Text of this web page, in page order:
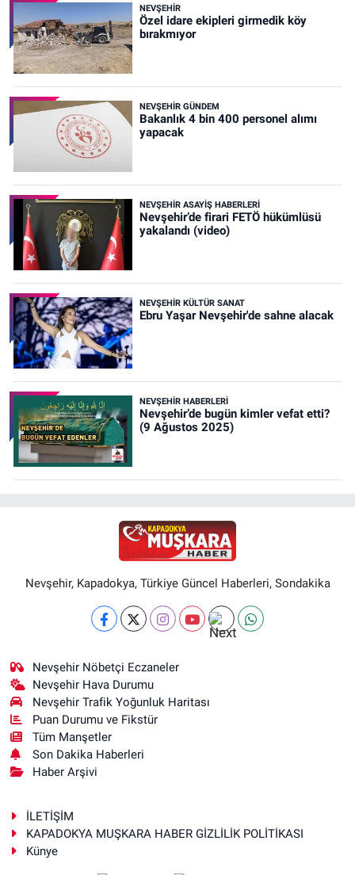
NEVŞEHIR
Özel idare ekipleri girmedik köy
bırakmıyor
NEVŞEHIR GÜNDEM
Bakanlık 4 bin 400 personel alımı
yapacak
NEVŞEHIR ASAYIŞ HABERLERI
Nevşehir’de firari FETÖ hükümlüsü
yakalandı (video)
NEVŞEHIR KÜLTÜR SANAT
Ebru Yaşar Nevşehir'de sahne alacak
NEVŞEHIR HABERLERI
Nevşehir’de bugün kimler vefat etti?
(9 Ağustos 2025)
Nevşehir, Kapadokya, Türkiye Güncel Haberleri, Sondakika
Nevşehir Nöbetçi Eczaneler
Nevşehir Hava Durumu
Nevşehir Trafik Yoğunluk Haritası
Puan Durumu ve Fikstür
Tüm Manşetler
Son Dakika Haberleri
Haber Arşivi
İLETİŞİM
KAPADOKYA MUŞKARA HABER GİZLİLİK POLİTİKASI
Künye